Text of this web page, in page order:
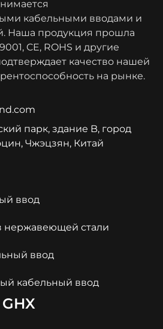
кабельными вводами и
Наша продукция прошла
CE, ROHS и другие
качество нашей
на рынке.
парк, здание B, город
Чжэцзян, Китай
ввод
нержавеющей стали
ввод
кабельный ввод